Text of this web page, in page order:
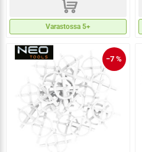
d
Varastossa 5+
−7 %